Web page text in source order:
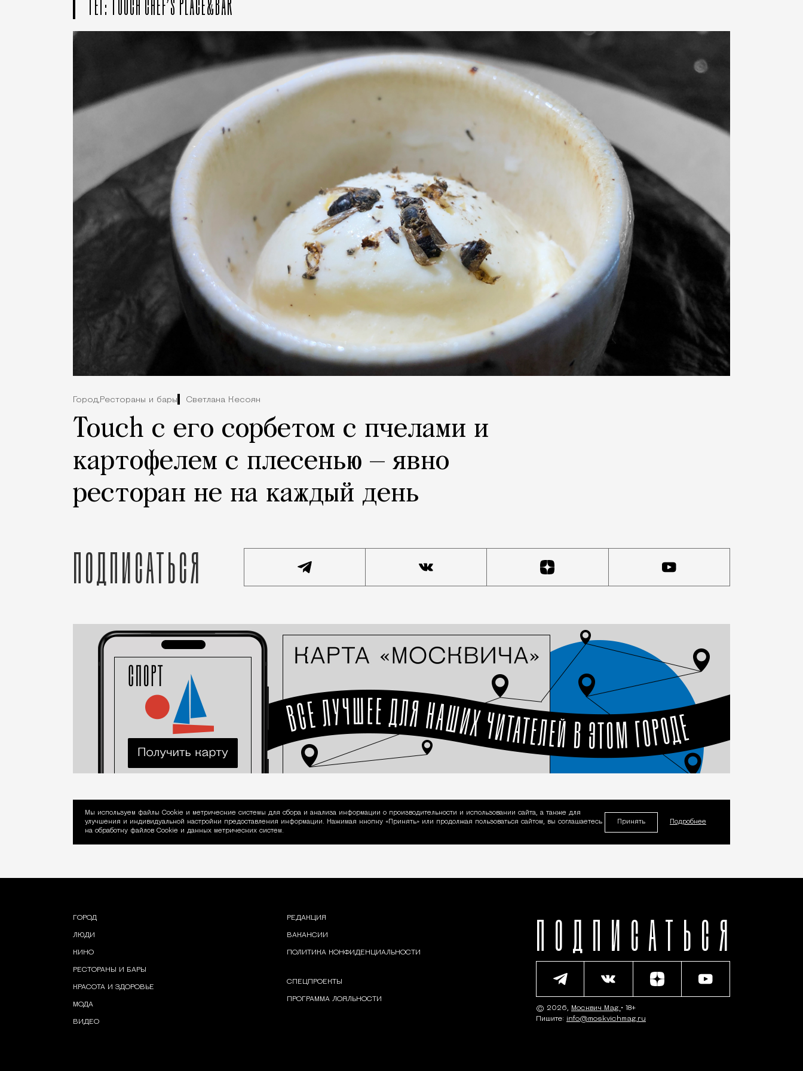
Город, Рестораны и бары Светлана Кесоян
Touch с его сорбетом с пчелами и
картофелем с плесенью — явно
ресторан не на каждый день
Подписаться
Уведомление об использовании Cookie
Мы используем файлы Сookie и метрические системы для сбора и анализа информации о производительности и использовании сайта, а также для
улучшения и индивидуальной настройки предоставления информации. Нажимая кнопку «Принять» или продолжая пользоваться сайтом, вы соглашаетесь
на обработку файлов Cookie и данных метрических систем.
Принять Подробнее
ГОРОД
ЛЮДИ
КИНО
РЕСТОРАНЫ И БАРЫ
КРАСОТА И ЗДОРОВЬЕ
МОДА
ВИДЕО
РЕДАКЦИЯ
ВАКАНСИИ
ПОЛИТИКА КОНФИДЕНЦИАЛЬНОСТИ
СПЕЦПРОЕКТЫ
ПРОГРАММА ЛОЯЛЬНОСТИ
ПОДПИСАТЬСЯ
© 2026, Москвич Mag • 18+
Пишите: info@moskvichmag.ru